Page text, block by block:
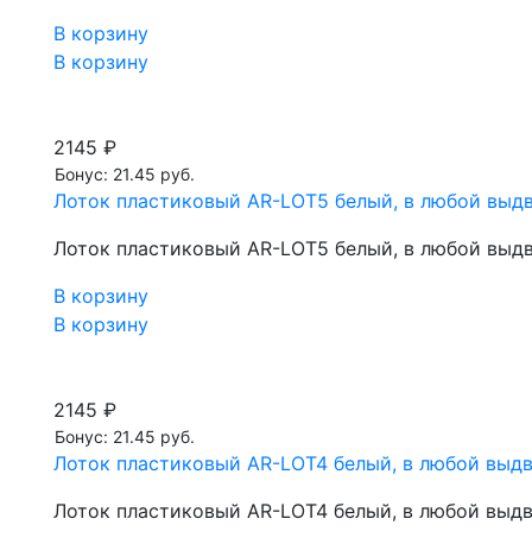
В корзину
В корзину
2145 ₽
Бонус: 21.45 руб.
Лоток пластиковый AR-LOT5 белый, в любой
Лоток пластиковый AR-LOT5 белый, в любой
В корзину
В корзину
2145 ₽
Бонус: 21.45 руб.
Лоток пластиковый AR-LOT4 белый, в любой
Лоток пластиковый AR-LOT4 белый, в любой